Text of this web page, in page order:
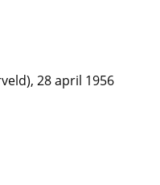
28 april 1956